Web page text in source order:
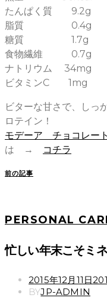
たんぱく質 9.2g
脂質 0.4g
糖質 1.7g
食物繊維 0.7g
ナトリウム 34mg
ビタミンC 1mg
ビターな甘さで、しっ
ロテイン！
モデーア チョコレー
は →
コチラ
前の記事
PERSONAL
忙しい年末こそミ
POSTED
ON
2015年12月11日
BYJP-ADMIN